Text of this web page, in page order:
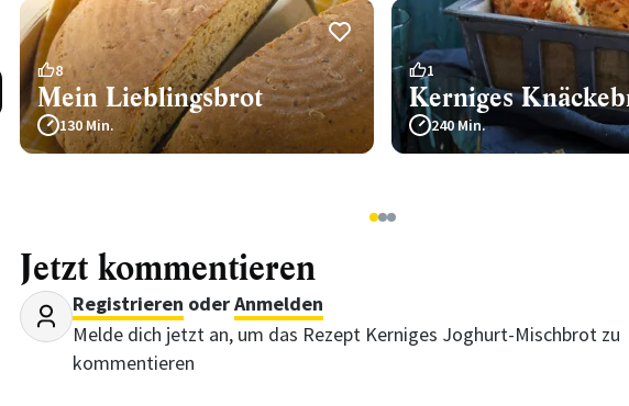
8
Mein Lieblingsbrot
130 Min.
1
Kerniges
240 Min.
123
Jetzt kommentieren
Registrieren oderAnmelden
Melde dich jetzt an, um das Rezept Kerniges Joghurt-Mischbrot zu
kommentieren